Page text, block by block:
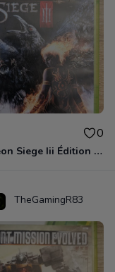
0
Dungeon Siege Iii Édition Limitée - Vf Intégrale Xbox 360
TheGamingR83